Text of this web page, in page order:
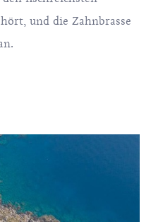
und die Zahnbrasse